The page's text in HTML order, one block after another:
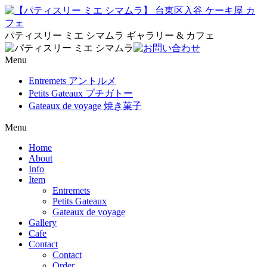
パティスリー ミエ シマムラ ギャラリー & カフェ
Menu
Entremets アントルメ
Petits Gateaux プチガトー
Gateaux de voyage 焼き菓子
Menu
Home
About
Info
Item
Entremets
Petits Gateaux
Gateaux de voyage
Gallery
Cafe
Contact
Contact